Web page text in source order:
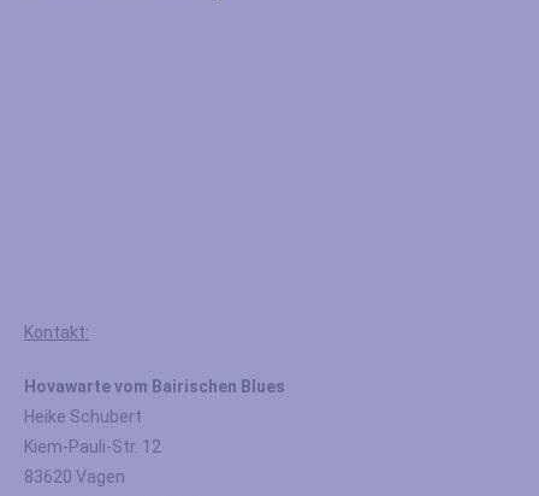
Kontakt:
Hovawarte vom Bairischen Blues
Heike Schubert
Kiem-Pauli-Str. 12
83620 Vagen